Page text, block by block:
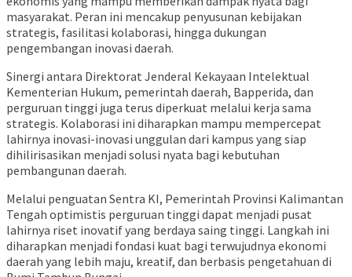
masyarakat. Peran ini mencakup penyusunan kebijakan
strategis, fasilitasi kolaborasi, hingga dukungan
pengembangan inovasi daerah.
Sinergi antara Direktorat Jenderal Kekayaan Intelektual
Kementerian Hukum, pemerintah daerah, Bapperida, dan
perguruan tinggi juga terus diperkuat melalui kerja sama
strategis. Kolaborasi ini diharapkan mampu mempercepat
lahirnya inovasi-inovasi unggulan dari kampus yang siap
dihilirisasikan menjadi solusi nyata bagi kebutuhan
pembangunan daerah.
Melalui penguatan Sentra KI, Pemerintah Provinsi Kalimantan
Tengah optimistis perguruan tinggi dapat menjadi pusat
lahirnya riset inovatif yang berdaya saing tinggi. Langkah ini
diharapkan menjadi fondasi kuat bagi terwujudnya ekonomi
daerah yang lebih maju, kreatif, dan berbasis pengetahuan di